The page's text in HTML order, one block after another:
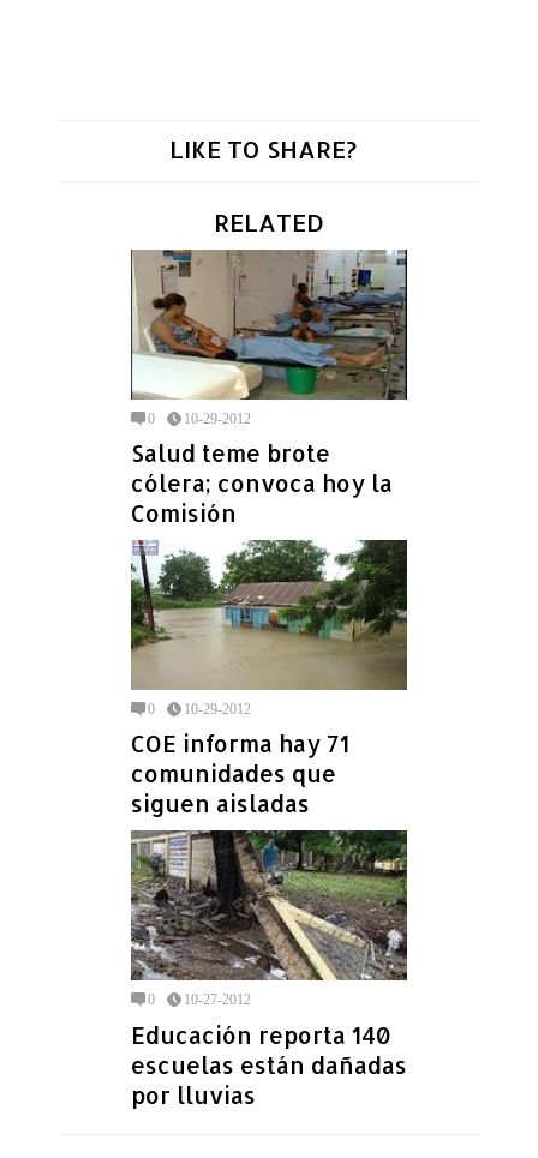
LIKE TO SHARE?
RELATED
0 10-29-2012
Salud teme brote
cólera; convoca hoy la
Comisión
0 10-29-2012
COE informa hay 71
comunidades que
siguen aisladas
0 10-27-2012
Educación reporta 140
escuelas están dañadas
por lluvias